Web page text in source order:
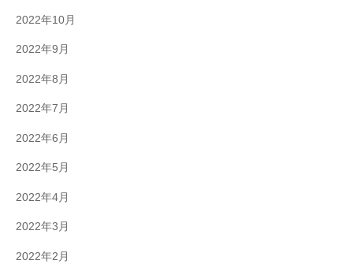
2022年10月
2022年9月
2022年8月
2022年7月
2022年6月
2022年5月
2022年4月
2022年3月
2022年2月